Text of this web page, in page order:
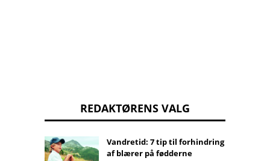
REDAKTØRENS VALG
Vandretid: 7 tip til forhindring
af blærer på fødderne